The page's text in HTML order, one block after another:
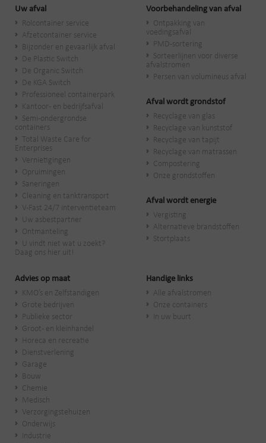
Uw afval
Rolcontainer service
Afzetcontainer service
Bijzonder en gevaarlijk afval
De Plastic Switch
De Organic Switch
De KGA Switch
Professioneel containerpark
Kantoor- en bedrijfsafval
Semi-ondergrondse
containers
Total Waste Care for
Enterprises
Vernietigingen
Opruimingen
Saneringen
Cleaning en tanktransport
V-Fast 24/7 interventieteam
Uw asbestpartner
Ontmanteling
U vindt niet wat u zoekt?
Daag ons hier uit!
Voorbehandeling van afval
Ontpakking van
voedingsafval
PMD-sortering
Sorteerlijnen voor diverse
afvalstromen
Persen van volumineus afval
Afval wordt grondstof
Recyclage van glas
Recyclage van kunststof
Recyclage van tapijt
Recyclage van matrassen
Compostering
Onze grondstoffen
Afval wordt energie
Vergisting
Alternatieve brandstoffen
Stortplaats
Advies op maat
KMO’s en Zelfstandigen
Grote bedrijven
Publieke sector
Groot- en kleinhandel
Horeca en recreatie
Dienstverlening
Garage
Bouw
Chemie
Medisch
Verzorgingstehuizen
Onderwijs
Industrie
Handige links
Alle afvalstromen
Onze containers
In uw buurt